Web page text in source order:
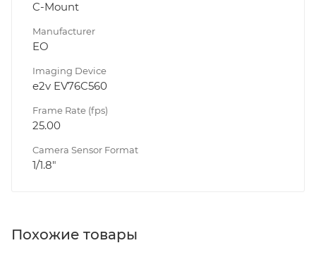
C-Mount
Manufacturer
EO
Imaging Device
e2v EV76C560
Frame Rate (fps)
25.00
Camera Sensor Format
1/1.8"
Похожие товары